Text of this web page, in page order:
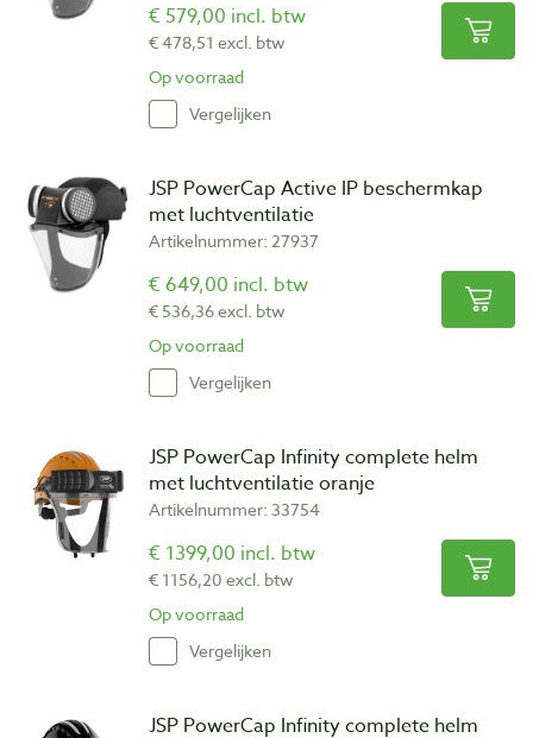
€ 579,00 incl. btw
€ 478,51 excl. btw
Op voorraad
Vergelijken
JSP PowerCap Active IP beschermkap
met luchtventilatie
Artikelnummer: 27937
€ 649,00 incl. btw
€ 536,36 excl. btw
Op voorraad
Vergelijken
JSP PowerCap Infinity complete helm
met luchtventilatie oranje
Artikelnummer: 33754
€ 1399,00 incl. btw
€ 1156,20 excl. btw
Op voorraad
Vergelijken
JSP PowerCap Infinity complete helm